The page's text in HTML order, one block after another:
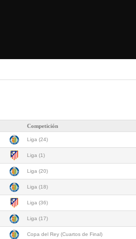
Competición
Liga (24)
Liga (1)
Liga (20)
Liga (18)
Liga (36)
Liga (17)
Copa del Rey (Cuartos de Final)